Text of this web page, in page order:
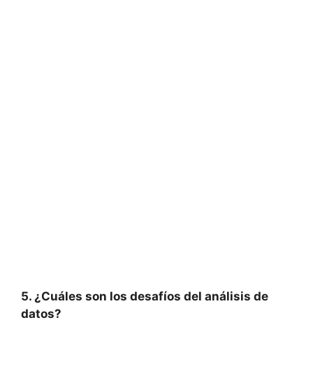
5. ¿Cuáles son los desafíos del análisis de
datos?